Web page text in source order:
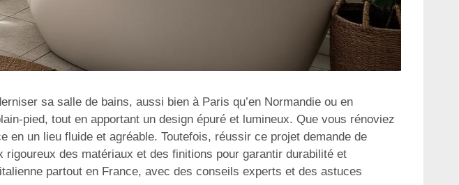
sa salle de bains, aussi bien à Paris qu’en Normandie ou en
pied, tout en apportant un design épuré et lumineux. Que vous rénoviez
en un lieu fluide et agréable. Toutefois, réussir ce projet demande de
des matériaux et des finitions pour garantir durabilité et
partout en France, avec des conseils experts et des astuces